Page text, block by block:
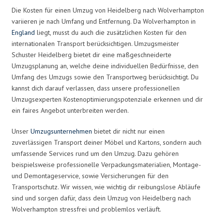
Die Kosten für einen Umzug von Heidelberg nach Wolverhampton
variieren je nach Umfang und Entfernung. Da Wolverhampton in
England liegt, musst du auch die zusätzlichen Kosten für den
internationalen Transport berücksichtigen. Umzugsmeister
Schuster Heidelberg bietet dir eine maßgeschneiderte
Umzugsplanung an, welche deine individuellen Bedürfnisse, den
Umfang des Umzugs sowie den Transportweg berücksichtigt. Du
kannst dich darauf verlassen, dass unsere professionellen
Umzugsexperten Kostenoptimierungspotenziale erkennen und dir
ein faires Angebot unterbreiten werden.
Unser Umzugsunternehmen bietet dir nicht nur einen
zuverlässigen Transport deiner Möbel und Kartons, sondern auch
umfassende Services rund um den Umzug. Dazu gehören
beispielsweise professionelle Verpackungsmaterialien, Montage-
und Demontageservice, sowie Versicherungen für den
Transportschutz. Wir wissen, wie wichtig dir reibungslose Abläufe
sind und sorgen dafür, dass dein Umzug von Heidelberg nach
Wolverhampton stressfrei und problemlos verläuft.